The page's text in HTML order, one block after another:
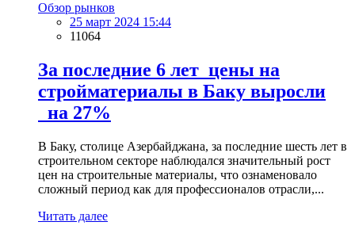
Обзор рынков
25 март 2024 15:44
11064
За последние 6 лет цены на
стройматериалы в Баку выросли
на 27%
В Баку, столице Азербайджана, за последние шесть лет в
строительном секторе наблюдался значительный рост
цен на строительные материалы, что ознаменовало
сложный период как для профессионалов отрасли,...
Читать далее